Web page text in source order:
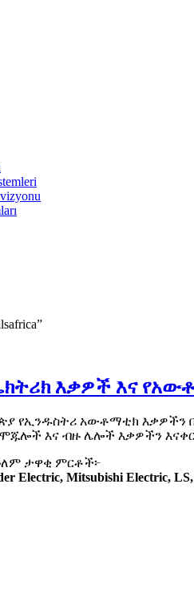
እቃዎች እና
የኢንዱስትሪ አውቶማቲክ
ሞጁሎች እና ብዙ ሌሎች እቃዎችን
ታዋቂ ምርቶች፦
Electric, Mitsubishi Electric,